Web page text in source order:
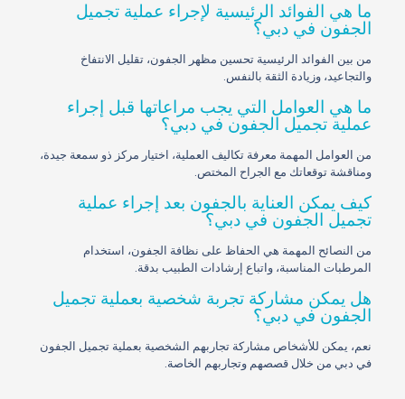
ما هي الفوائد الرئيسية لإجراء عملية تجميل
الجفون في دبي؟
من بين الفوائد الرئيسية تحسين مظهر الجفون، تقليل الانتفاخ
والتجاعيد، وزيادة الثقة بالنفس.
ما هي العوامل التي يجب مراعاتها قبل إجراء
عملية تجميل الجفون في دبي؟
من العوامل المهمة معرفة تكاليف العملية، اختيار مركز ذو سمعة جيدة،
ومناقشة توقعاتك مع الجراح المختص.
كيف يمكن العناية بالجفون بعد إجراء عملية
تجميل الجفون في دبي؟
من النصائح المهمة هي الحفاظ على نظافة الجفون، استخدام
المرطبات المناسبة، واتباع إرشادات الطبيب بدقة.
هل يمكن مشاركة تجربة شخصية بعملية تجميل
الجفون في دبي؟
نعم، يمكن للأشخاص مشاركة تجاربهم الشخصية بعملية تجميل الجفون
في دبي من خلال قصصهم وتجاربهم الخاصة.